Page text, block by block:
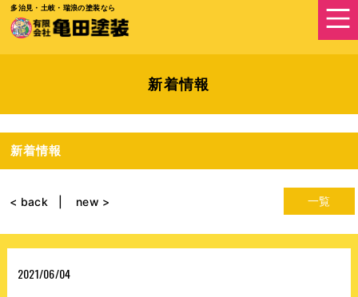
多治見・土岐・瑞浪の塗装なら
新着情報
新着情報
一覧
< back new >
2021/06/04